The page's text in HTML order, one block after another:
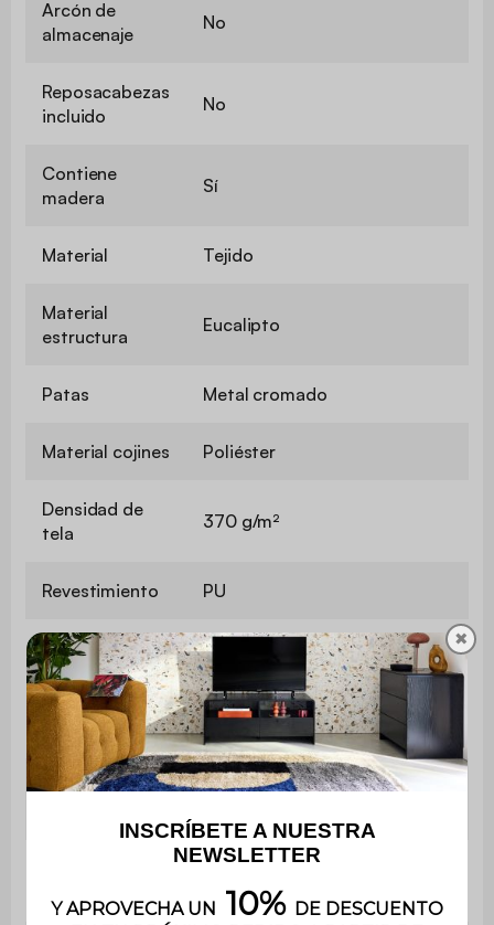
Arcón de
almacenaje
No
Reposacabezas
incluido
No
Contiene
madera
Sí
Material Tejido
Material
estructura
Eucalipto
Patas Metal cromado
Material cojines Poliéster
Densidad de
tela
370 g/m²
Revestimiento PU
Densidad de la
espuma del
asiento
Espuma de poliuretano
(22kg/m3 y 28kg/m3) +
muelles ensacados
Relleno del
Fibra de poliéster
Espuma de poliuretano (22
kg/m3 y 9 kg/m3)
✖